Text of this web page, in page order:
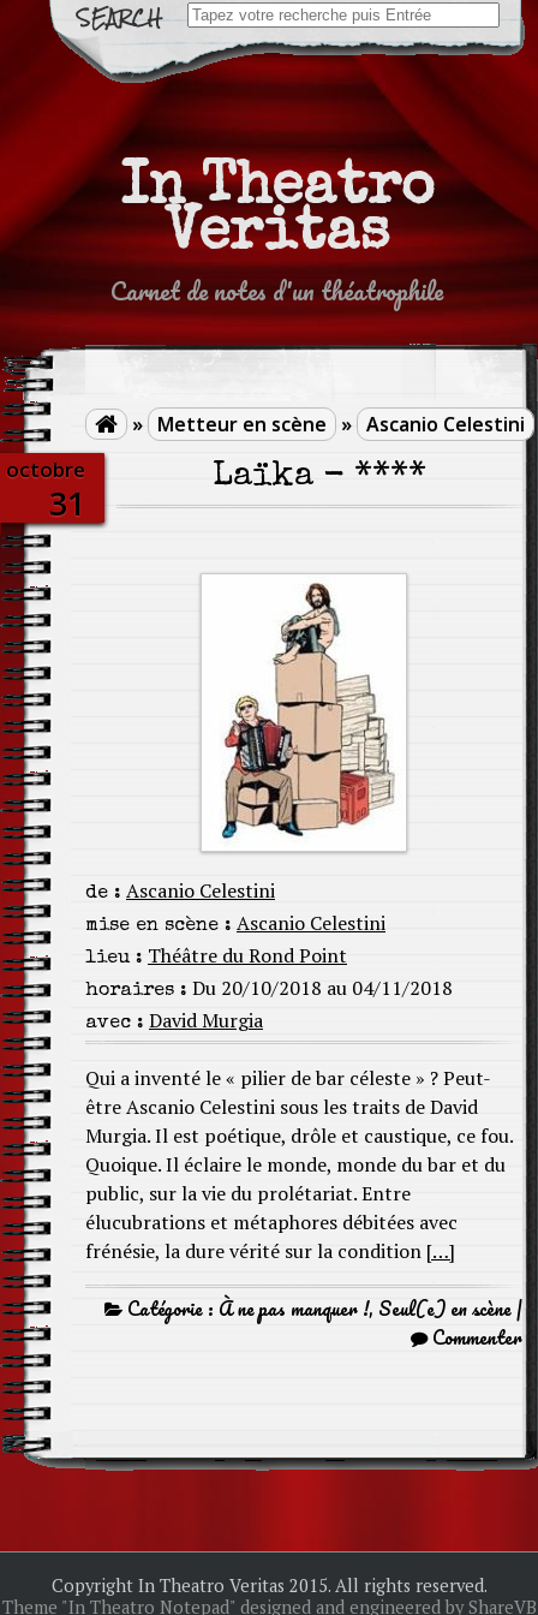
Search
for:
In Theatro
Veritas
Carnet de notes d'un théatrophile
 » Metteur en scène » Ascanio Celestini
octobre
31
Laïka - ****
de : Ascanio Celestini
mise en scène : Ascanio Celestini
lieu : Théâtre du Rond Point
horaires : Du 20/10/2018 au 04/11/2018
avec : David Murgia
Qui a inventé le « pilier de bar céleste » ? Peut-
être Ascanio Celestini sous les traits de David
Murgia. Il est poétique, drôle et caustique, ce fou.
Quoique. Il éclaire le monde, monde du bar et du
public, sur la vie du prolétariat. Entre
élucubrations et métaphores débitées avec
frénésie, la dure vérité sur la condition […]
Catégorie : À ne pas manquer !, Seul(e) en scène|
Commenter
Copyright In Theatro Veritas 2015. All rights reserved.
Theme "In Theatro Notepad" designed and engineered by ShareVB